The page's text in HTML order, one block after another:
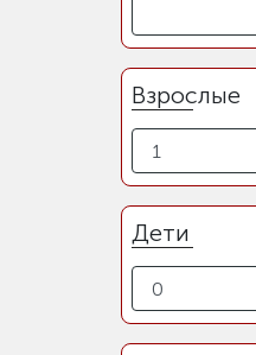
Взрослые
Дети